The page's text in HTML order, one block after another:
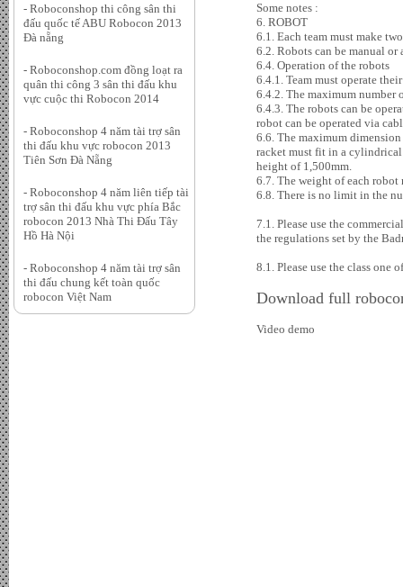
- Roboconshop thi công sân thi
đấu quốc tế ABU Robocon 2013
Đà nẵng
- Roboconshop.com đồng loạt ra
quân thi công 3 sân thi đấu khu
vực cuộc thi Robocon 2014
- Roboconshop 4 năm tài trợ sân
thi đấu khu vực robocon 2013
Tiên Sơn Đà Nẵng
- Roboconshop 4 năm liên tiếp tài
trợ sân thi đấu khu vực phía Bắc
robocon 2013 Nhà Thi Đấu Tây
Hồ Hà Nội
- Roboconshop 4 năm tài trợ sân
thi đấu chung kết toàn quốc
robocon Việt Nam
Some notes :
6. ROBOT
6.1. Each team must make
6.2. Robots can be manual or
6.4. Operation of the robots
6.4.1. Team must operate
6.4.2. The maximum number
6.4.3. The robots can be
robot can be operated via
6.6. The maximum
racket must fit in a
height of 1,500mm.
6.7. The weight of each robot
6.8. There is no limit in the
7.1. Please use the
the regulations set by the
8.1. Please use the class
Download full
Video demo